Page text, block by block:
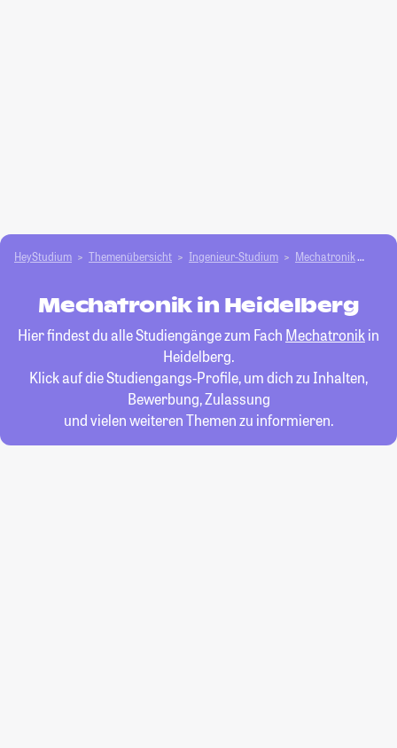
HeyStudium Themenübersicht Ingenieur-Studium Mechatronik
Mechatronik in Heidelberg
Hier findest du alle Studiengänge zum Fach Mechatronikin
Heidelberg.
Klick auf die Studiengangs-Profile, um dich zu Inhalten,
Bewerbung, Zulassung
und vielen weiteren Themen zu informieren.